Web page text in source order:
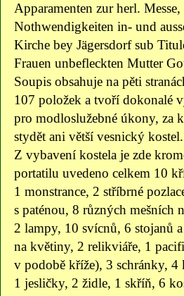
Apparamenten zur herl.
Nothwendigkeiten in- und
Kirche bey Jägersdorf sub
Frauen unbefleckten Mutter
Soupis obsahuje na pěti
107 položek a tvoří dokonalé
pro modloslužebné úkony, za
stydět ani větší vesnický kostel.
Z vybavení kostela je zde
portatilu uvedeno celkem 10
1 monstrance, 2 stříbrné
s paténou, 8 různých mešních
2 lampy, 10 svícnů, 6 stojanů
na květiny, 2 relikviáře, 1
v podobě kříže), 3 schránky, 4
1 jesličky, 2 židle, 1 skříň, 6